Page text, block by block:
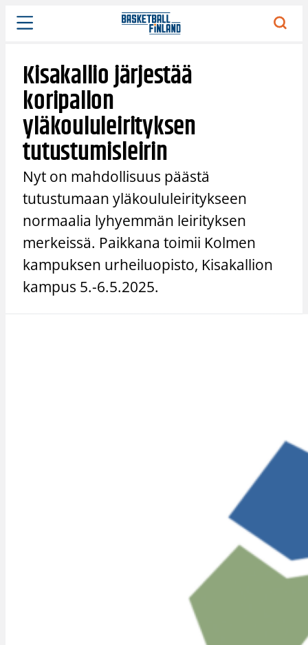
Siirry
sisältöön
Kisakallio järjestää
koripallon
yläkoululeirityksen
tutustumisleirin
Nyt on mahdollisuus päästä
tutustumaan yläkoululeiritykseen
normaalia lyhyemmän leirityksen
merkeissä. Paikkana toimii Kolmen
kampuksen urheiluopisto, Kisakallion
kampus 5.-6.5.2025.